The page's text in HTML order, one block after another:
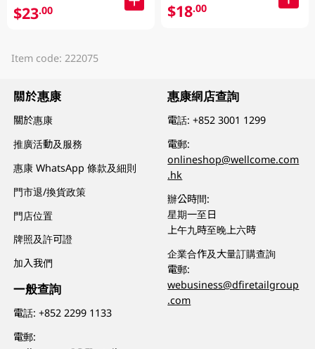
$23.00 $18.00
Item code: 222075
關於惠康
關於惠康
推廣活動及服務
惠康 WhatsApp 條款及細則
門市退/換貨政策
門店位置
牌照及許可證
加入我們
一般查詢
電話:+852 2299 1133
電郵:
惠康網店查詢
電話:+852 3001 1299
電郵:
onlineshop@wellcome.com
.hk
辦公時間:
星期一至日
上午九時至晚上六時
企業合作及大量訂購查詢
電郵:
webusiness@dfiretailgroup
.com